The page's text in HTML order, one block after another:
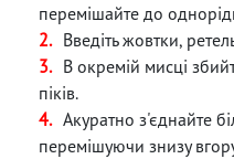
перемішайте до
Введіть жовтки,
В окремій мисці
піків.
Акуратно з'єднайте
перемішуючи знизу